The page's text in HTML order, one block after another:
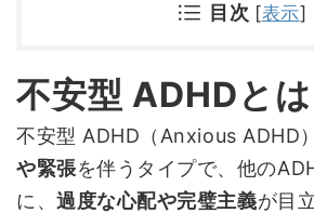
目次 [表示]
不安型 ADHDとは
不安型 ADHD（Anxious ADHD）
や緊張を伴うタイプで、他の
に、過度な心配や完璧主義が目